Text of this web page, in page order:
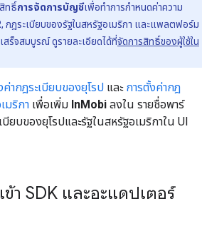
ทธิ์การจัดการบัญชีเพื่อทำการกำหนดค่าความ
กฎระเบียบของรัฐในสหรัฐอเมริกา และแพลตฟอร์ม
สร็จสมบูรณ์ ดูรายละเอียดได้ที่จัดการสิทธิ์ของผู้ใช้ใน
ค่ากฎระเบียบของยุโรป และ การตั้งค่ากฎ
มริกา เพื่อเพิ่ม InMobi ลงใน รายชื่อพาร์
ยบของยุโรปและรัฐในสหรัฐอเมริกาใน UI
า SDK และอะแดปเตอร์